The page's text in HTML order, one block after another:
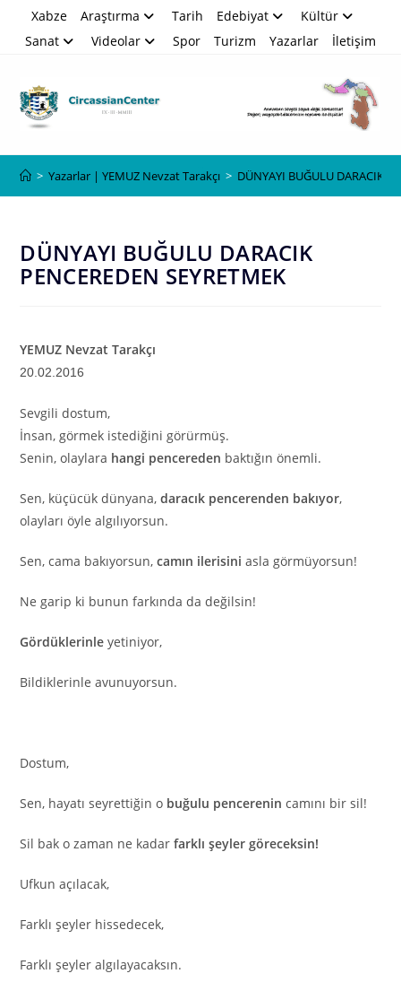
Xabze Araştırma Tarih Edebiyat
Kültür
Sanat
Videolar Spor Turizm Yazarlar İletişim
> Yazarlar | YEMUZ Nevzat Tarakçı > DÜNYAYI BUĞULU DARACIK
DÜNYAYI BUĞULU DARACIK
PENCEREDEN SEYRETMEK
YEMUZ Nevzat Tarakçı
20.02.2016
Sevgili dostum,
İnsan, görmek istediğini görürmüş.
Senin, olaylara hangi pencereden baktığın önemli.
Sen, küçücük dünyana,daracık pencerenden bakıyor,
olayları öyle algılıyorsun.
Sen, cama bakıyorsun,camın ilerisini asla görmüyorsun!
Ne garip ki bunun farkında da değilsin!
Gördüklerinle yetiniyor,
Bildiklerinle avunuyorsun.
Dostum,
Sen, hayatı seyrettiğin o buğulu pencerenin camını bir sil!
Sil bak o zaman ne kadarfarklı şeyler göreceksin!
Ufkun açılacak,
Farklı şeyler hissedecek,
Farklı şeyler algılayacaksın.